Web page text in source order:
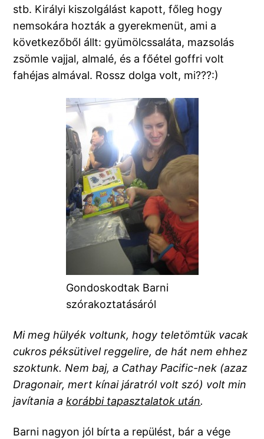
stb. Királyi kiszolgálást kapott, főleg hogy
nemsokára hozták a gyerekmenüt, ami a
következőből állt: gyümölcssaláta, mazsolás
zsömle vajjal, almalé, és a főétel goffri volt
fahéjas almával. Rossz dolga volt, mi???:)
Gondoskodtak Barni
szórakoztatásáról
Mi meg hülyék voltunk, hogy teletömtük vacak
cukros péksütivel reggelire, de hát nem ehhez
szoktunk. Nem baj, a Cathay Pacific-nek (azaz
Dragonair, mert kínai járatról volt szó) volt min
javítania akorábbi tapasztalatok után.
Barni nagyon jól bírta a repülést, bár a vége